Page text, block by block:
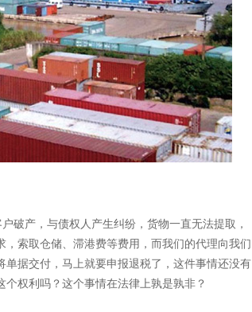
破产，与债权人产生纠纷，货物一直无法提取，
索取仓储、滞港费等费用，而我们的代理向我们
据交付，马上就要申报退税了，这件事情还没有
权利吗？这个事情在法律上孰是孰非？